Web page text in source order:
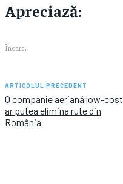
Apreciază:
Încarc...
ARTICOLUL PRECEDENT
O companie aeriană low-cost
ar putea elimina rute din
România